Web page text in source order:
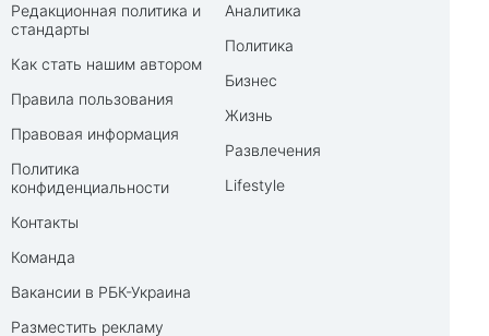
Редакционная политика и
стандарты
Как стать нашим автором
Правила пользования
Правовая информация
Политика
конфиденциальности
Контакты
Команда
Вакансии в РБК-Украина
Разместить рекламу
Аналитика
Политика
Бизнес
Жизнь
Развлечения
Lifestyle